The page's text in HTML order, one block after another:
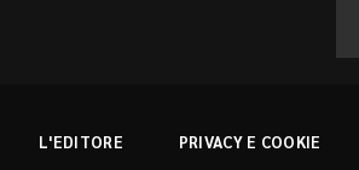
L'EDITORE PRIVACY E COOKIE